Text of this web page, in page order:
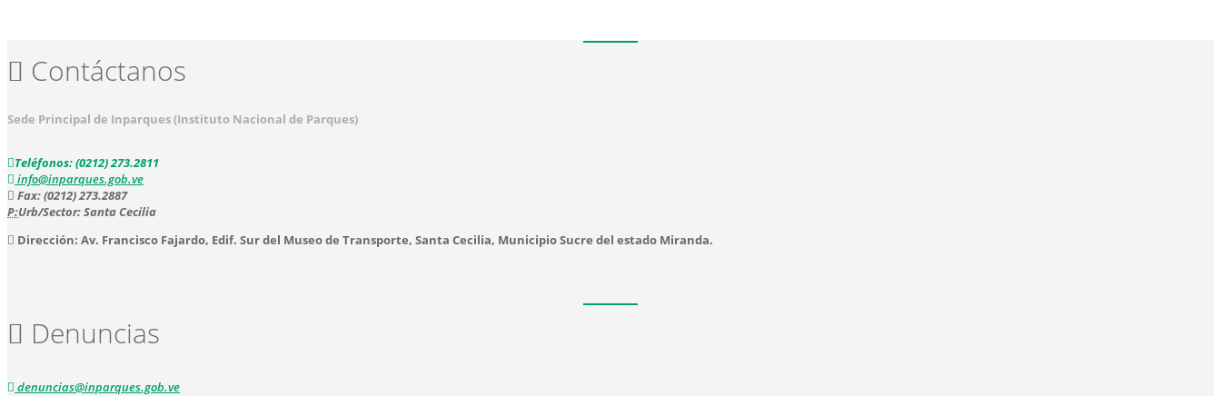
Contáctanos
Sede Principal de Inparques (Instituto Nacional de Parques)
Teléfonos: (0212) 273.2811
info@inparques.gob.ve
Fax: (0212) 273.2887
P:Urb/Sector: Santa Cecilia
Dirección: Av. Francisco Fajardo, Edif. Sur del Museo de Transporte, Santa Cecilia, Municipio Sucre del estado Miranda.
Denuncias
denuncias@inparques.gob.ve